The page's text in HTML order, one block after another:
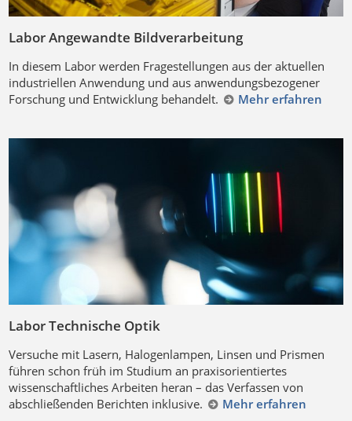
Labor Angewandte Bildverarbeitung
In diesem Labor werden Fragestellungen aus der aktuellen
industriellen Anwendung und aus anwendungsbezogener
Forschung und Entwicklung behandelt.
Mehr erfahren
Labor Technische Optik
Versuche mit Lasern, Halogenlampen, Linsen und Prismen
führen schon früh im Studium an praxisorientiertes
wissenschaftliches Arbeiten heran – das Verfassen von
abschließenden Berichten inklusive.
Mehr erfahren